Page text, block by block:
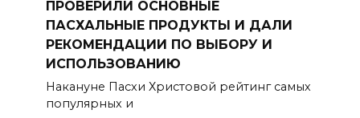
ПРОВЕРИЛИ ОСНОВНЫЕ
ПАСХАЛЬНЫЕ ПРОДУКТЫ И ДАЛИ
РЕКОМЕНДАЦИИ ПО ВЫБОРУ И
ИСПОЛЬЗОВАНИЮ
Накануне Пасхи Христовой рейтинг самых
популярных и